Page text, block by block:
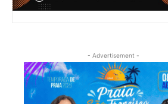
- Advertisement -